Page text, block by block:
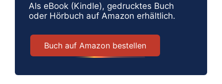
Als eBook (Kindle), gedrucktes Buch
oder Hörbuch auf Amazon erhältlich.
Buch auf Amazon bestellen